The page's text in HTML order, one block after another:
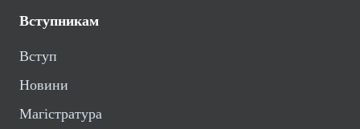
Вступникам
Вступ
Новини
Магістратура